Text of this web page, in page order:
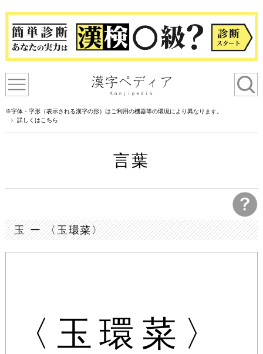
※字体・字形（表示される漢字の形）はご利用の機器等の環境により異なります。
詳しくはこちら
言葉
玉 ー 〈玉環菜〉
〈玉環菜〉